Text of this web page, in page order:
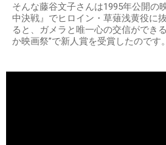
そんな藤谷文子さんは1995年公開の
中決戦』でヒロイン・草薙浅黄役に
ると、ガメラと唯一心の交信ができ
か映画祭”で新人賞を受賞したのです。